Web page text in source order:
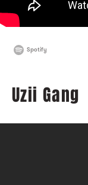
Spotify
Uzii Gang